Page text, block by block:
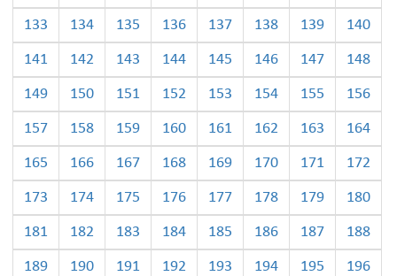
133 134 135 136 137 138 139 140
141 142 143 144 145 146 147 148
149 150 151 152 153 154 155 156
157 158 159 160 161 162 163 164
165 166 167 168 169 170 171 172
173 174 175 176 177 178 179 180
181 182 183 184 185 186 187 188
189 190 191 192 193 194 195 196